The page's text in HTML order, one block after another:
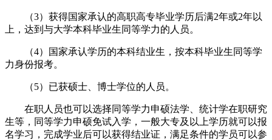
（3）获得国家承认的高职高专毕业学历后满2年或2年以
上，达到与大学本科毕业生同等学力的人员。
（4）国家承认学历的本科结业生，按本科毕业生同等学
力身份报考。
（5）已获硕士、博士学位的人员。
在职人员也可以选择同等学力申硕法学、统计学在职研究
生等，同等学力申硕免试入学，一般大专及以上学历就可以报
名学习，完成学业后可以获得结业证，满足条件的学员可以参